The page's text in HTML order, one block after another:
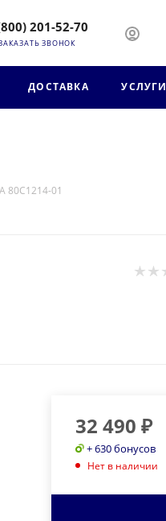
201-52-70
ЗВОНОК
ДОСТАВКА УСЛУГИ
80С1214-01
32 490 ₽
+ 630 бонусов
Нет в наличии